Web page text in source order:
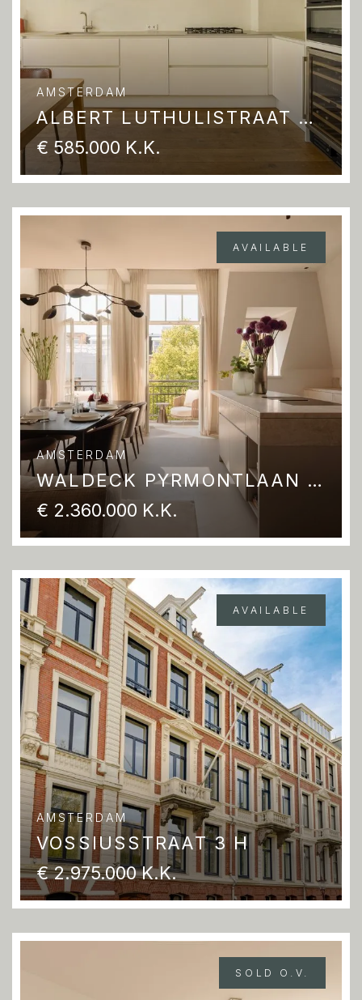
AMSTERDAM
ALBERT LUTHULISTRAAT 24 D
€ 585.000 K.K.
AVAILABLE
AMSTERDAM
WALDECK PYRMONTLAAN 8 3
€ 2.360.000 K.K.
AVAILABLE
AMSTERDAM
VOSSIUSSTRAAT 3 H
€ 2.975.000 K.K.
SOLD O.V.